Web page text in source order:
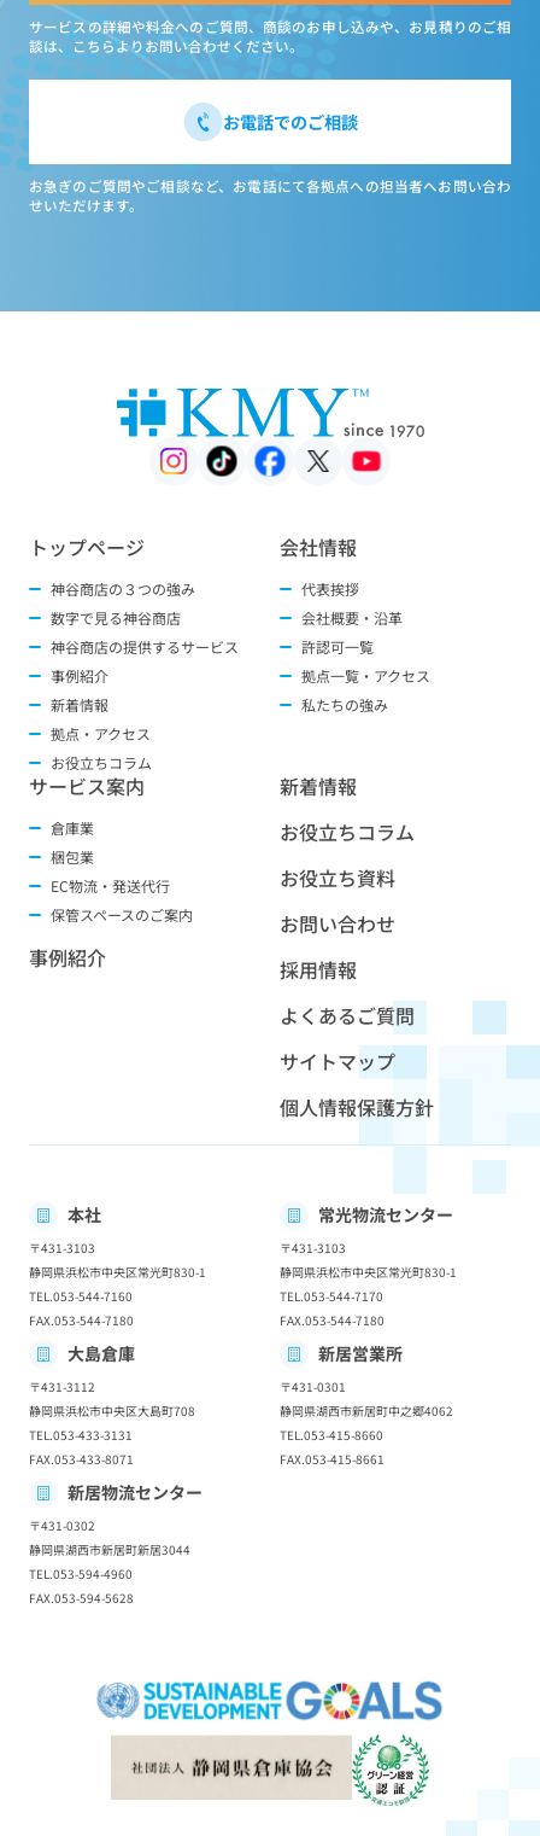
サービスの詳細や料金へのご質問、商談のお申し込みや、お見積りのご相
談は、こちらよりお問い合わせください。
お電話でのご相談
お急ぎのご質問やご相談など、お電話にて各拠点への担当者へお問い合わ
せいただけます。
トップページ
神谷商店の３つの強み
数字で見る神谷商店
神谷商店の提供するサービス
事例紹介
新着情報
拠点・アクセス
お役立ちコラム
会社情報
代表挨拶
会社概要・沿革
許認可一覧
拠点一覧・アクセス
私たちの強み
サービス案内
倉庫業
梱包業
EC物流・発送代行
保管スペースのご案内
事例紹介
新着情報
お役立ちコラム
お役立ち資料
お問い合わせ
採用情報
よくあるご質問
サイトマップ
個人情報保護方針
本社
〒431-3103
静岡県浜松市中央区常光町830-1
TEL.053-544-7160
FAX.053-544-7180
常光物流センター
〒431-3103
静岡県浜松市中央区常光町830-1
TEL.053-544-7170
FAX.053-544-7180
大島倉庫
〒431-3112
静岡県浜松市中央区大島町708
TEL.053-433-3131
FAX.053-433-8071
新居営業所
〒431-0301
静岡県湖西市新居町中之郷4062
TEL.053-415-8660
FAX.053-415-8661
新居物流センター
〒431-0302
静岡県湖西市新居町新居3044
TEL.053-594-4960
FAX.053-594-5628